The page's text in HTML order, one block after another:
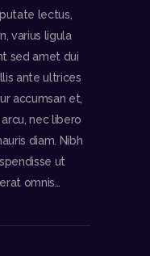
lectus,
varius ligula
sed amet dui
ante ultrices
accumsan et,
nec libero
diam. Nibh
ut
omnis…